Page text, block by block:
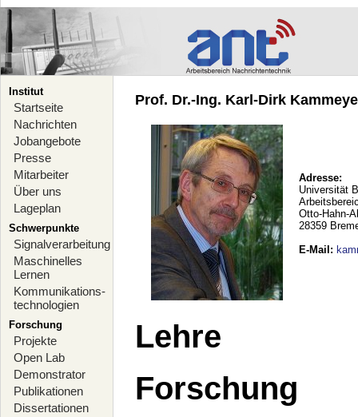
Institut
Startseite
Nachrichten
Jobangebote
Presse
Mitarbeiter
Über uns
Lageplan
Schwerpunkte
Signalverarbeitung
Maschinelles
Lernen
Kommunikations-
technologien
Forschung
Projekte
Open Lab
Demonstrator
Publikationen
Dissertationen
Prof. Dr.-Ing. Karl-Dirk
Adresse:
Universität
Otto-Hahn-
28359
E-Mail :
Lehre
Forschung